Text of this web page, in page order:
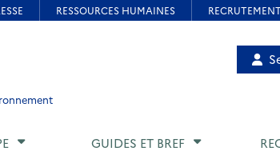
Menu
GUIDES ET BREF